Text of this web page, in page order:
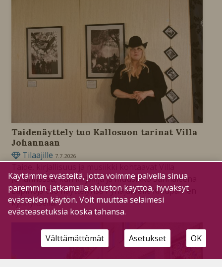
Taidenäyttely tuo Kallosuon tarinat Villa
Johannaan
Tilaajille 7.7.2026
Johannassa, kun kirjailija ja muusikko Sannaleena
Lapinoja tuo näyttelynsä Pyhäjärvelle Kihupäivien
kynnyksellä.
Käytämme evästeitä, jotta voimme palvella sinua
paremmin. Jatkamalla sivuston käyttöä, hyväksyt
evästeiden käytön. Voit muuttaa selaimesi
evästeasetuksia koska tahansa.
Välttämättömät Asetukset OK